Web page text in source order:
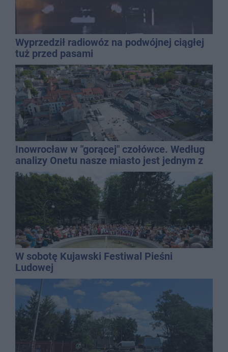
Wyprzedził radiowóz na podwójnej ciągłej
tuż przed pasami
Inowrocław w "gorącej" czołówce. Według
analizy Onetu nasze miasto jest jednym z
najbardziej narażonych na upały
W sobotę Kujawski Festiwal Pieśni
Ludowej